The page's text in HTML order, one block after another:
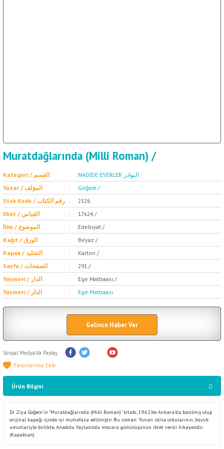
Muratdağlarında (Milli Roman) /
Kategori / القسم
NADİDE ESERLER النوادر
Yazar / المؤلف
Göğem /
Stok Kodu / رقم الكتاب
2126
Ebat / القياس
17x24 /
İlim / الموضوع
Edebiyat /
Kağıt / الورق
Beyaz /
Kapak / التجليد
Karton /
Sayfa / الصفحات
291 /
Yayınevi / الدار
Ege Matbaası /
Yayınevi / الدار
Ege Matbaası
Gelince Haber Ver
Sosyal Medya'da Paylaş:
Ürün Bilgisi
Dr. Ziya Göğem'in "Muratdağlarında (Milli Roman)" kitabı, 1962'de Ankara'da basılmış olup
orijinal kapağı içinde iyi muhafaza edilmiştir. Bu roman: Yunan istila ordularının, büyük
umutlariyle birlikte, Anadolu Yaylasında mezara gömülüşünün ibret verici hikayesidir.
(Kapaktan)